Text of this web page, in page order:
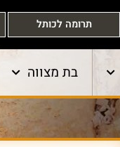
תרומה לכותל
בת מצווה